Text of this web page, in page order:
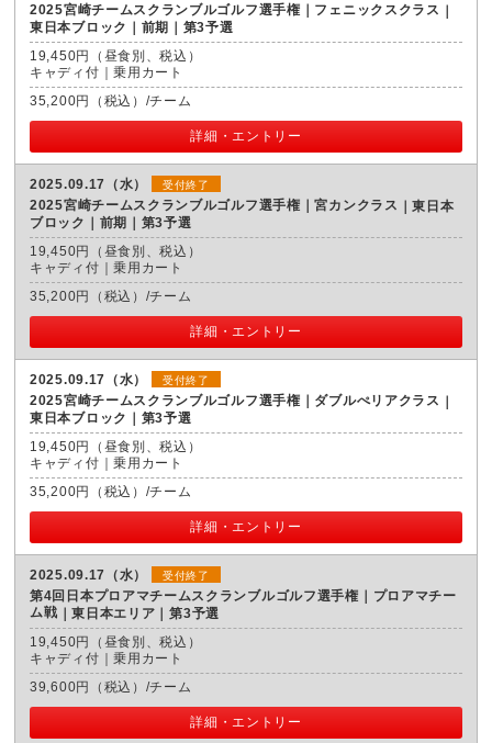
2025宮崎チームスクランブルゴルフ選手権｜フェニックスクラス
東日本ブロック｜前期｜第3予選
19,450円（昼食別、税込）
キャディ付｜乗用カート
35,200円（税込）/チーム
詳細・エントリー
2025.09.17（水） 受付終了
2025宮崎チームスクランブルゴルフ選手権｜宮カンクラス
東日本
ブロック｜前期｜第3予選
19,450円（昼食別、税込）
キャディ付｜乗用カート
35,200円（税込）/チーム
詳細・エントリー
2025.09.17（水） 受付終了
2025宮崎チームスクランブルゴルフ選手権｜ダブルぺリアクラス
東日本ブロック｜第3予選
19,450円（昼食別、税込）
キャディ付｜乗用カート
35,200円（税込）/チーム
詳細・エントリー
2025.09.17（水） 受付終了
第4回日本プロアマチームスクランブルゴルフ選手権｜プロアマチー
ム戦
東日本エリア｜第3予選
19,450円（昼食別、税込）
キャディ付｜乗用カート
39,600円（税込）/チーム
詳細・エントリー